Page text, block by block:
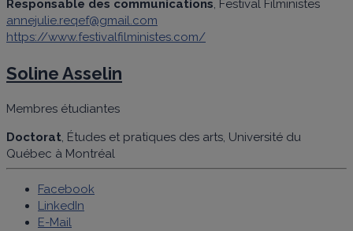
Responsable des communications , Festival Filministes
annejulie.reqef@gmail.com
https://www.festivalfilministes.com/
Soline Asselin
Membres étudiantes
Doctorat , Études et pratiques des arts, Université du
Québec à Montréal
Facebook
LinkedIn
E-Mail